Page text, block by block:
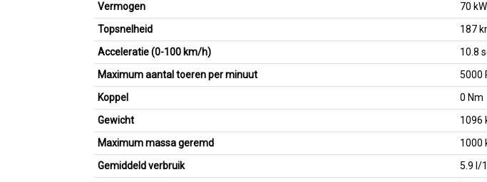
Vermogen
70
Topsnelheid
187
Acceleratie (0-100 km/h)
10.8
Maximum aantal toeren per minuut
5000
Koppel
0 Nm
Gewicht
1096
Maximum massa geremd
1000
Gemiddeld verbruik
5.9 l/